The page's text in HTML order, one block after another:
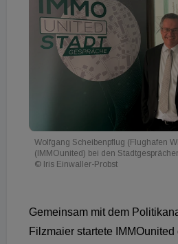
Wolfgang Scheibenpflug (Flughafen
(IMMOunited) bei den
© Iris Einwaller-Probst
Gemeinsam mit dem
Filzmaier startete